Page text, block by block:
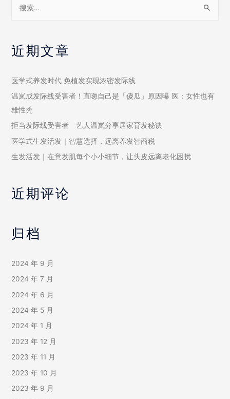
近期文章
医学式养发时代 免植发实现浓密发际线
温岚成发际线受害者！直唿自己是「傻瓜」原因曝 医：女性也有
雄性秃
拒当发际线受害者 艺人温岚分享居家育发秘诀
医学式生发活发｜智慧选择，远离养发智商税
生发活发｜在意发肌每个小小细节，让头皮远离老化困扰
近期评论
归档
2024 年 9 月
2024 年 7 月
2024 年 6 月
2024 年 5 月
2024 年 1 月
2023 年 12 月
2023 年 11 月
2023 年 10 月
2023 年 9 月